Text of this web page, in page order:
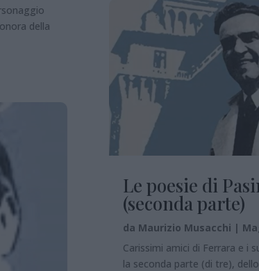
della
Le poesie di
(seconda parte)
da Maurizio Musacchi |
Carissimi amici di Ferrara e i
la seconda parte (di tre),